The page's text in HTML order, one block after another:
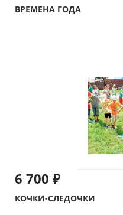
ВРЕМЕНА ГОДА
6 700 ₽
КОЧКИ-СЛЕДОЧКИ